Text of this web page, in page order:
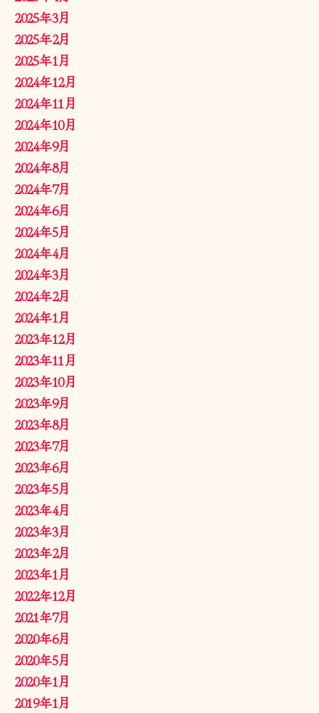
2025年3月
2025年2月
2025年1月
2024年12月
2024年11月
2024年10月
2024年9月
2024年8月
2024年7月
2024年6月
2024年5月
2024年4月
2024年3月
2024年2月
2024年1月
2023年12月
2023年11月
2023年10月
2023年9月
2023年8月
2023年7月
2023年6月
2023年5月
2023年4月
2023年3月
2023年2月
2023年1月
2022年12月
2021年7月
2020年6月
2020年5月
2020年1月
2019年1月